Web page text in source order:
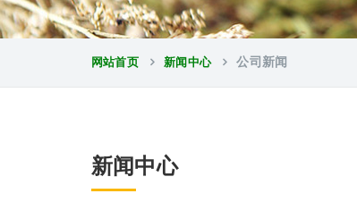
网站首页 新闻中心 公司新闻
新闻中心